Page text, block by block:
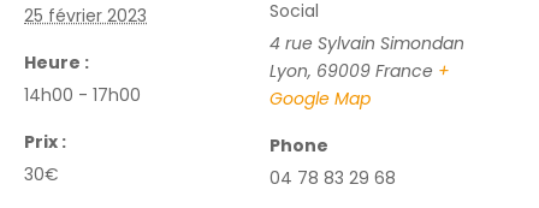
25 février 2023
Heure :
14h00 - 17h00
Prix :
30€
Social
4 rue Sylvain Simondan
Lyon, 69009 France +
Google Map
Phone
04 78 83 29 68